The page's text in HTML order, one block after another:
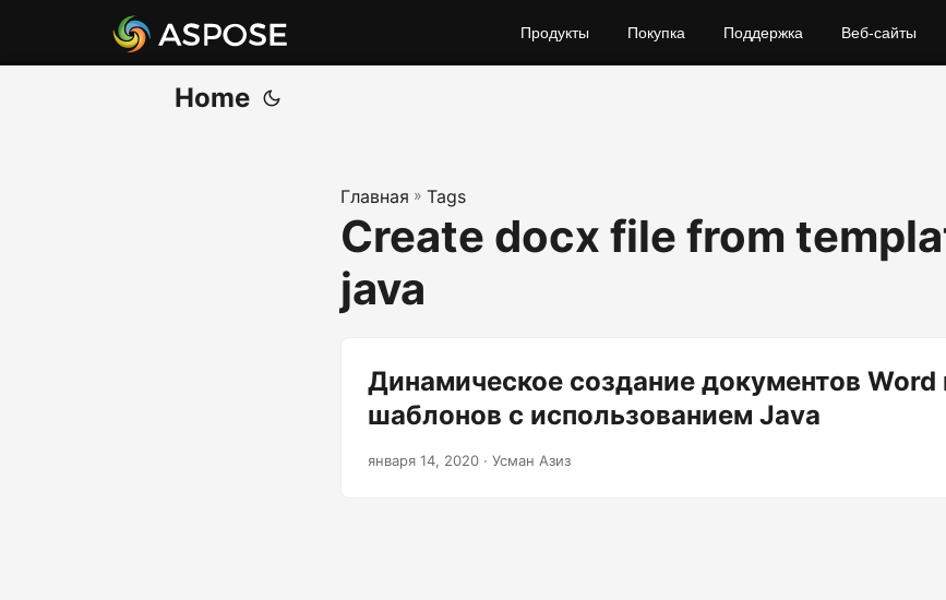
Продукты Покупка Поддержка Веб-сайты
Home
Главная » Tags
Create docx file from
java
Динамическое создание документов Word
шаблонов с использованием Java
января 14, 2020 · Усман Азиз